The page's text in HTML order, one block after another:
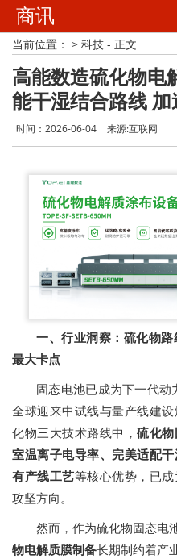
商讯
当前位置： > 科技 - 正文
高能数造硫化物电
能干湿结合路线
时间：2026-06-04 来源:互联网
一、行业洞察：硫化物
最大卡点
固态电池已成为下一代
全球迎来中试线与量产线建
化物三大技术路线中， 硫化
室温离子电导率、完美适配
有产线工艺等核心优势，已
攻坚方向。
然而，作为硫化物固态电
物电解质膜制备长期制约着产